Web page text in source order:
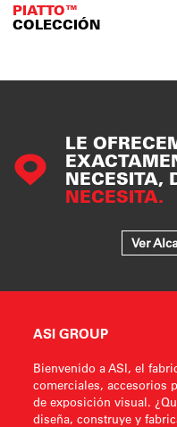
PIATTO™
COLECCIÓN
LE
NECESITA,
NECESITA.
Ver
ASI GROUP
Bienvenido a ASI, el
comerciales, accesorios
de exposición visual.
diseña, construye y